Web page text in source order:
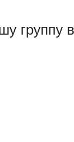
группу